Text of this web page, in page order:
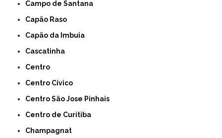
Campo de Santana
Capão Raso
Capão da Imbuia
Cascatinha
Centro
Centro Cívico
Centro São Jose Pinhais
Centro de Curitiba
Champagnat